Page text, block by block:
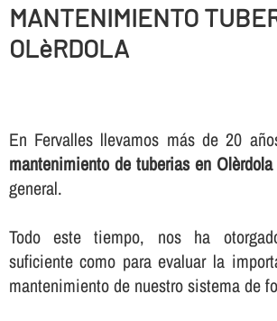
MANTENIMIENTO
OLèRDOLA
En Fervalles llevamos más de 20
mantenimiento de tuberias en Olèrdola
general.
Todo este tiempo, nos ha
suficiente como para evaluar la
mantenimiento de nuestro sistema de